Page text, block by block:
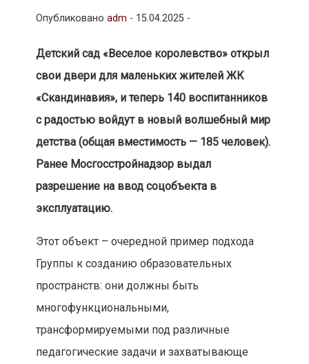
Опубликовано adm - 15.04.2025 -
Детский сад «Веселое королевство» открыл
свои двери для маленьких жителей ЖК
«Скандинавия», и теперь 140 воспитанников
с радостью войдут в новый волшебный мир
детства (общая вместимость — 185 человек).
Ранее Мосгосстройнадзор выдал
разрешение на ввод соцобъекта в
эксплуатацию.
Этот объект – очередной пример подхода
Группы к созданию образовательных
пространств: они должны быть
многофункциональными,
трансформируемыми под различные
педагогические задачи и захватывающе